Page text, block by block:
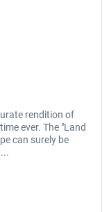
rendition of
ever. The "Land
can surely be